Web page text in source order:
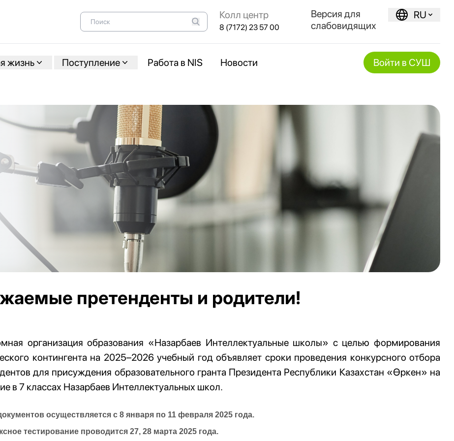
Колл центр
8 (7172) 23 57 00
Версия для
слабовидящих
RU
жизнь Поступление Работа в NIS Новости Войти в СУШ
претенденты и родители!
организация образования «Назарбаев Интеллектуальные школы» с целью формирования
контингента на 2025–2026 учебный год объявляет сроки проведения конкурсного отбора
для присуждения образовательного гранта Президента Республики Казахстан «Өркен» на
в 7 классах Назарбаев Интеллектуальных школ.
осуществляется с 8 января по 11 февраля 2025 года.
тестирование проводится 27, 28 марта 2025 года.